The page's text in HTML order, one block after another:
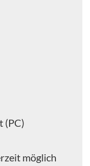
(PC)
möglich